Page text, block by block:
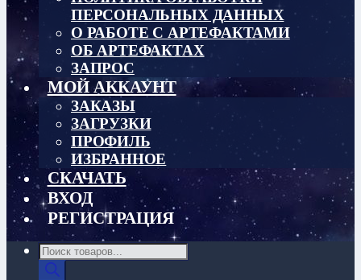
ПЕРСОНАЛЬНЫХ ДАННЫХ
О РАБОТЕ С АРТЕФАКТАМИ
ОБ АРТЕФАКТАХ
ЗАПРОС
МОЙ АККАУНТ
ЗАКАЗЫ
ЗАГРУЗКИ
ПРОФИЛЬ
ИЗБРАННОЕ
СКАЧАТЬ
ВХОД
РЕГИСТРАЦИЯ
Поиск
товаров